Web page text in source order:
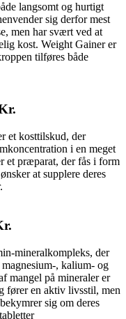
langsomt og hurtigt
sig derfor mest
men har svært ved at
kost. Weight Gainer er
tilføres både
et kosttilskud, der
i en meget
præparat, der fås i form
at supplere deres
mineralkompleks, der
, kalium- og
mangel på mineraler er
fører en aktiv livsstil, men
sig om deres